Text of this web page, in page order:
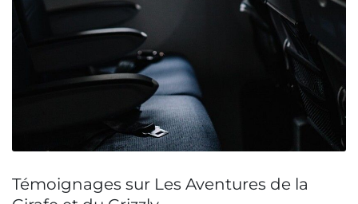
Témoignages sur Les Aventures de la